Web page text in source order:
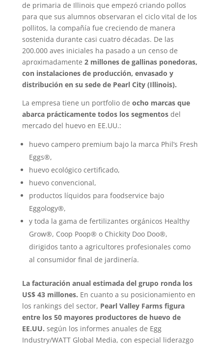
de primaria de Illinois que empezó criando pollos
para que sus alumnos observaran el ciclo vital de los
pollitos, la compañía fue creciendo de manera
sostenida durante casi cuatro décadas. De las
200.000 aves iniciales ha pasado a un censo de
aproximadamente 2 millones de gallinas ponedoras,
con instalaciones de producción, envasado y
distribución en su sede de Pearl City (Illinois).
La empresa tiene un portfolio de ocho marcas que
abarca prácticamente todos los segmentosdel
mercado del huevo en EE.UU.:
huevo campero premium bajo la marca Phil’s Fresh
Eggs®,
huevo ecológico certificado,
huevo convencional,
productos líquidos para foodservice bajo
Eggology®,
y toda la gama de fertilizantes orgánicos Healthy
Grow®, Coop Poop® o Chickity Doo Doo®,
dirigidos tanto a agricultores profesionales como
al consumidor final de jardinería.
La facturación anual estimada del grupo ronda los
US$ 43 millones. En cuanto a su posicionamiento en
los rankings del sector, Pearl Valley Farms figura
entre los 50 mayores productores de huevo de
EE.UU. según los informes anuales de Egg
Industry/WATT Global Media, con especial liderazgo